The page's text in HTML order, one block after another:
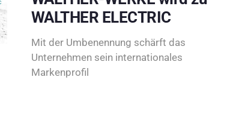
WALTHER ELECTRIC
Mit der Umbenennung schärft das
Unternehmen sein internationales
Markenprofil